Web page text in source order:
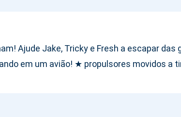
Ajude Jake, Tricky e Fresh a escapar
em um avião! ★ propulsores movidos a